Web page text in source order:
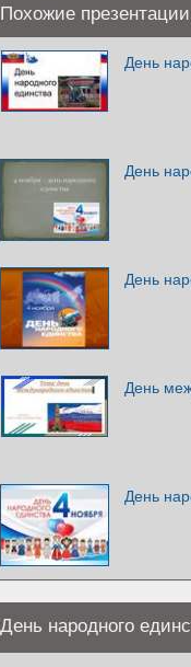
Похожие
День
День
День
День
День
День народного